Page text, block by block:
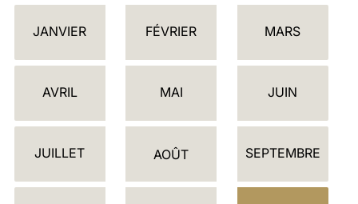
C
L
D
I
JANVIER FÉVRIER MARS
AVRIL MAI JUIN
JUILLET AOÛT SEPTEMBRE